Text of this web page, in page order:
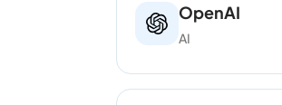
OpenAI
AI